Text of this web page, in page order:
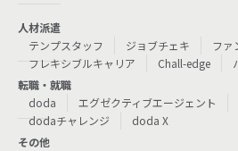
人材派遣
テンプスタッフ
ジョブチェキ
ファ
フレキシブルキャリア
Chall-edge
転職・就職
doda
エグゼクティブエージェント
dodaチャレンジ
doda X
その他